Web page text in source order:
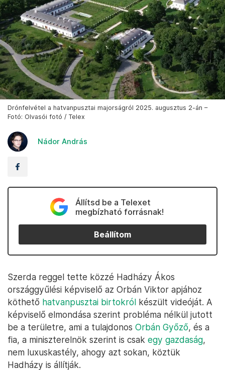
Drónfelvétel a hatvanpusztai majorságról 2025. augusztus 2-án –
Fotó: Olvasói fotó / Telex
Nádor András
Állítsd be a Telexet
megbízható forrásnak!
Beállítom
Szerda reggel tette közzé Hadházy Ákos
országgyűlési képviselő az Orbán Viktor apjához
köthető hatvanpusztai birtokról készült videóját. A
képviselő elmondása szerint probléma nélkül jutott
be a területre, ami a tulajdonos Orbán Győző, és a
fia, a miniszterelnök szerint is csak egy gazdaság,
nem luxuskastély, ahogy azt sokan, köztük
Hadházy is állítják.